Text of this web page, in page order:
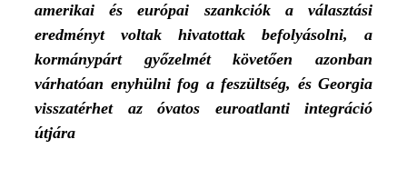
amerikai és európai szankciók a választási
eredményt voltak hivatottak befolyásolni, a
kormánypárt győzelmét követően azonban
várhatóan enyhülni fog a feszültség, és Georgia
visszatérhet az óvatos euroatlanti integráció
útjára